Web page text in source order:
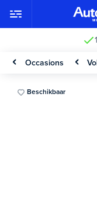
Occasions
Beschikbaar